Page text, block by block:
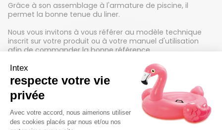
Grâce à son assemblage à l'armature de piscine, il
permet la bonne tenue du liner.
Nous vous invitons à vous référer au modèle technique
inscrit sur votre produit ou à votre manuel d'utilisation
afin de commander la bonne référence.
Détails techniques